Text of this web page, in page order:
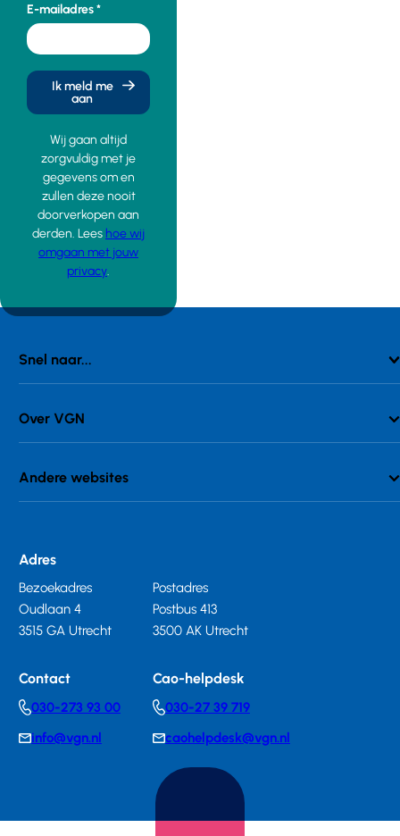
E-mailadres
Ik meld me
aan
Wij gaan altijd
zorgvuldig met je
gegevens om en
zullen deze nooit
doorverkopen aan
derden. Lees hoe wij
omgaan met jouw
privacy.
Snel naar...
Over VGN
Andere websites
Adres
Bezoekadres
Oudlaan 4
3515 GA Utrecht
Postadres
Postbus 413
3500 AK Utrecht
Contact
Telephonenumber
030-273 93 00
E-info@vgn.nl
Cao-helpdesk
Telephonenumber
030-27 39 719
E-caohelpdesk@vgn.nl